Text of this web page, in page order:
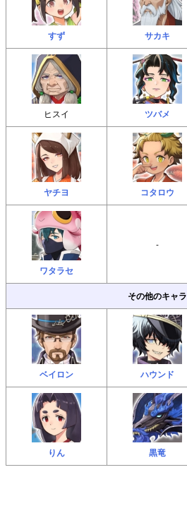
すず サカキ
ヒスイ ツバメ
ヤチヨ コタロウ
ワタラセ
-
その他のキャラ
ベイロン ハウンド
りん 黒竜